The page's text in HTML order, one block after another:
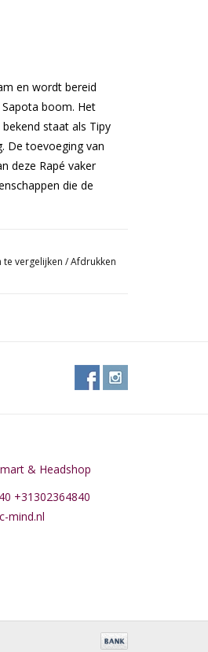
en wordt bereid
boom. Het
staat als Tipy
De toevoeging van
deze Rapé vaker
die de
pas sinds het begin
festivals om hun
Pano-talige stam
verloren te
worden. Of met
vergelijken /Afdrukken
& Headshop
+31302364840
mind.nl